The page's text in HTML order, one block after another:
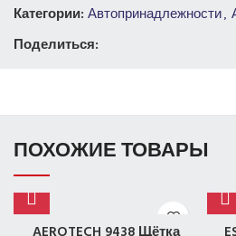
Категории: Автопринадлежности,
Поделиться:
ПОХОЖИЕ ТОВАРЫ